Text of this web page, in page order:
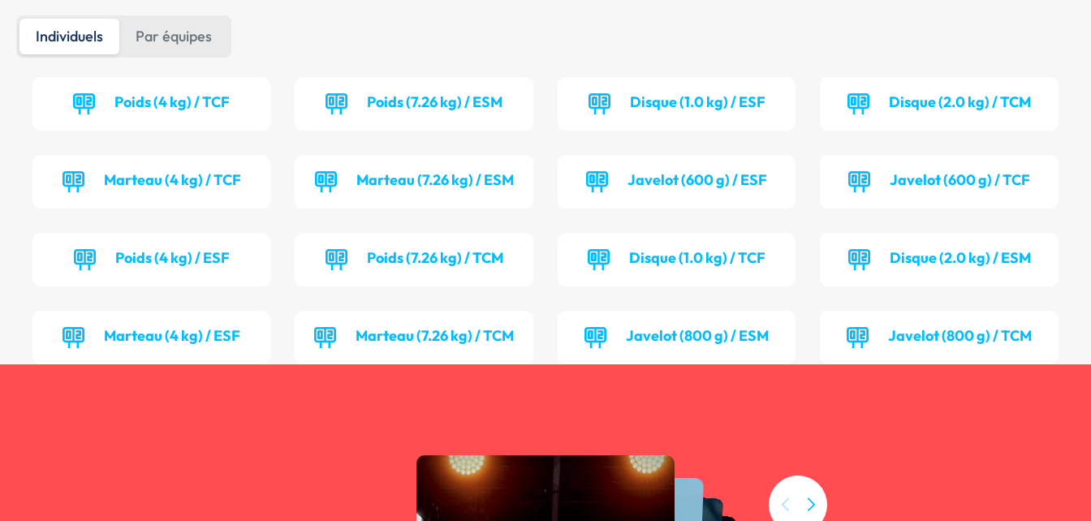
Individuels Par équipes
Poids (4 kg) / TCF Poids (7.26 kg) / ESM Disque (1.0 kg) / ESF Disque (2.0 kg) / TCM
Marteau (4 kg) / TCF Marteau (7.26 kg) / ESM Javelot (600 g) / ESF Javelot (600 g) / TCF
Poids (4 kg) / ESF Poids (7.26 kg) / TCM Disque (1.0 kg) / TCF Disque (2.0 kg) / ESM
Marteau (4 kg) / ESF Marteau (7.26 kg) / TCM Javelot (800 g) / ESM Javelot (800 g) / TCM